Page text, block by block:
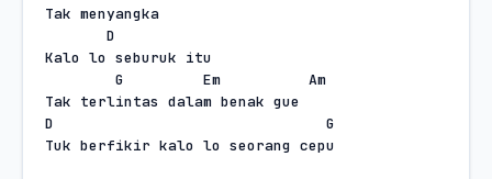
Tak menyangka
D
Kalo lo seburuk itu
G
Em
Am
Tak terlintas dalam benak gue
D
G
Tuk berfikir kalo lo seorang cepu